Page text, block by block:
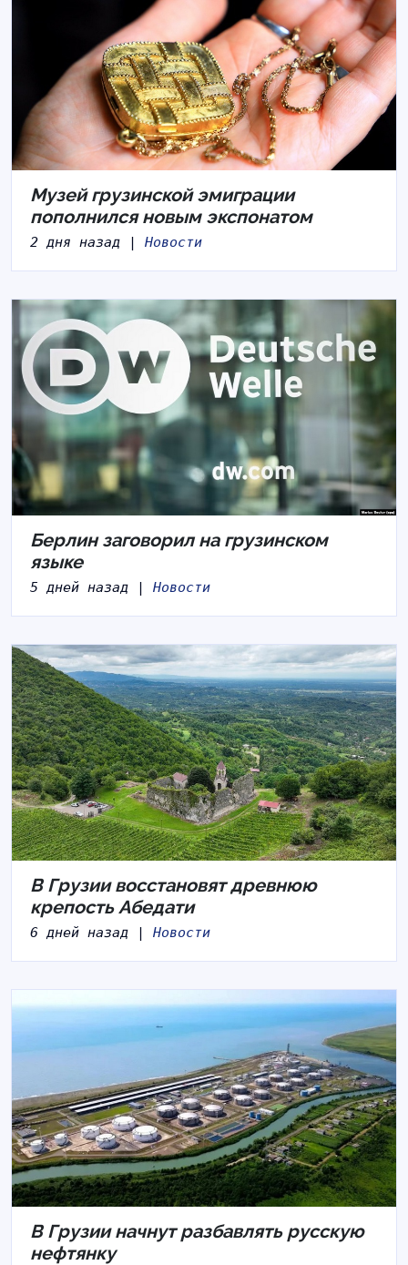
Музей грузинской эмиграции
пополнился новым экспонатом
2 дня назад | Новости
Берлин заговорил на грузинском
языке
5 дней назад | Новости
В Грузии восстановят древнюю
крепость Абедати
6 дней назад | Новости
В Грузии начнут разбавлять русскую
нефтянку